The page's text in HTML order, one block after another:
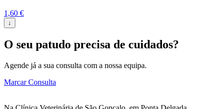
1,60 €
↓
O seu patudo precisa de cuidados?
Agende já a sua consulta com a nossa equipa.
Marcar Consulta